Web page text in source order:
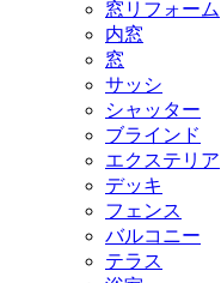
窓リフォーム
内窓
窓
サッシ
シャッター
ブラインド
エクステリア
デッキ
フェンス
バルコニー
テラス